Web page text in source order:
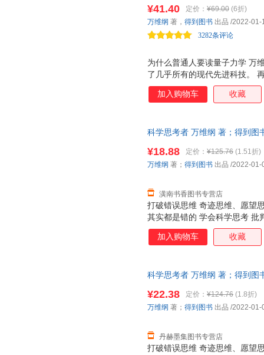
都一定是从别处移动过来，或
处就得少一个；你用了，别人
且，由于
的现代科技。 物理学博士，中
力学的奥秘，马东、李诞、凯
为什么普通人要读量子力学 万
了几乎所有的现代先进科技。
生活的地方懵然无知的人，但
到自己的无知，会让未来的自
百万畅销书作家，中国好书、
¥41.40 定价： ¥69.00 (6折)
3282条评论
万维纲 著， 得到图书 出品 /2022-01-
加入购物车 收藏
科学思考者 万维纲 著；得到图
打破错误思维 奇迹思维、愿望
其实都是错的 学会科学思考
事情还可以这样想 先人一步，
变、放之四海而皆准、在所有
生存得更好。 “通才”系列图书
思考者》 ……
¥18.88 定价： ¥125.76 (1.51折)
潢南书香图书专营店
万维纲 著； 得到图书 出品 /2022-01-
加入购物车 收藏
科学思考者 万维纲 著；得到图
打破错误思维 奇迹思维、愿望
¥22.38 定价： ¥124.76 (1.8折)
丹赫墨集图书专营店
万维纲 著； 得到图书 出品 /2022-01-